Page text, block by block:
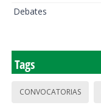
Debates
Tags
CONVOCATORIAS